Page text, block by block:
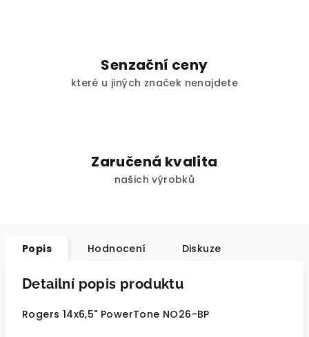
Senzační ceny
které u jiných značek nenajdete
Zaručená kvalita
našich výrobků
Popis Hodnocení Diskuze
Detailní popis produktu
Rogers 14x6,5" PowerTone NO26-BP